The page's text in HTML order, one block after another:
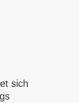
sich